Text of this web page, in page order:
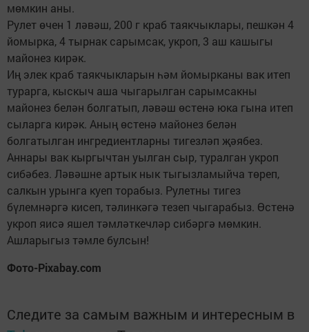
мөмкин аны.
Рулет өчен 1 ләвәш, 200 г краб таякчыклары, пешкән 4
йомырка, 4 тырнак сарымсак, укроп, 3 аш кашыгы
майонез кирәк.
Иң элек краб таякчыкларын һәм йомырканы вак итеп
турарга, кыскыч аша чыгарылган сарымсакны
майонез белән болгатып, ләвәш өстенә юка гына итеп
сыларга кирәк. Аның өстенә майонез белән
болгатылган ингредиентларны тигезләп җәябез.
Аннары вак кыргычтан уылган сыр, туралган укроп
сибәбез. Ләвәшне артык нык тыгызламыйча төреп,
салкын урынга куеп торабыз. Рулетны тигез
бүлемнәргә кисеп, тәлинкәгә тезеп чыгарабыз. Өстенә
укроп яисә яшел тәмләткечләр сибәргә мөмкин.
Ашларыгыз тәмле булсын!
Фото-Pixabay.com
Следите за самым важным и интересным в